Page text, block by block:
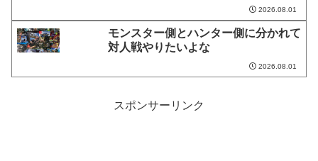
2026.08.01
モンスター側とハンター側に分かれて
対人戦やりたいよな
2026.08.01
スポンサーリンク